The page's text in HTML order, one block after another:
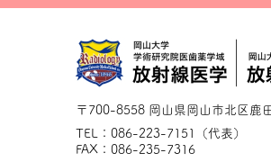
〒700-8558 岡山県岡山市北区鹿
TEL：086-223-7151（代表）
FAX：086-235-7316